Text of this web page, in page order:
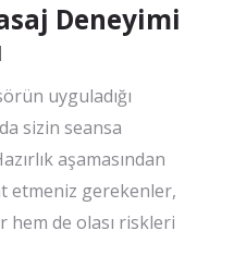
Deneyimi
uyguladığı
sizin seansa
aşamasından
etmeniz gerekenler,
hem de olası riskleri